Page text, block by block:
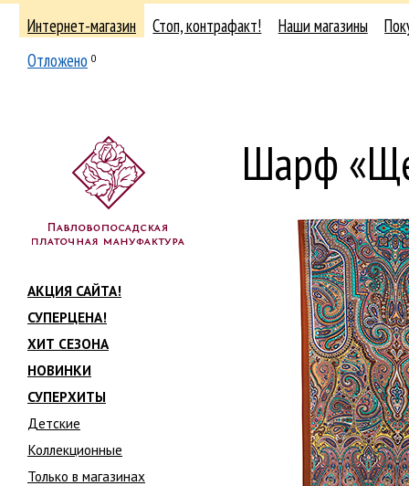
Интернет-магазин Стоп, контрафакт! Наши магазины
Отложено 0
АКЦИЯ САЙТА!
СУПЕРЦЕНА!
ХИТ СЕЗОНА
НОВИНКИ
СУПЕРХИТЫ
Детские
Коллекционные
Только в магазинах
Шарф